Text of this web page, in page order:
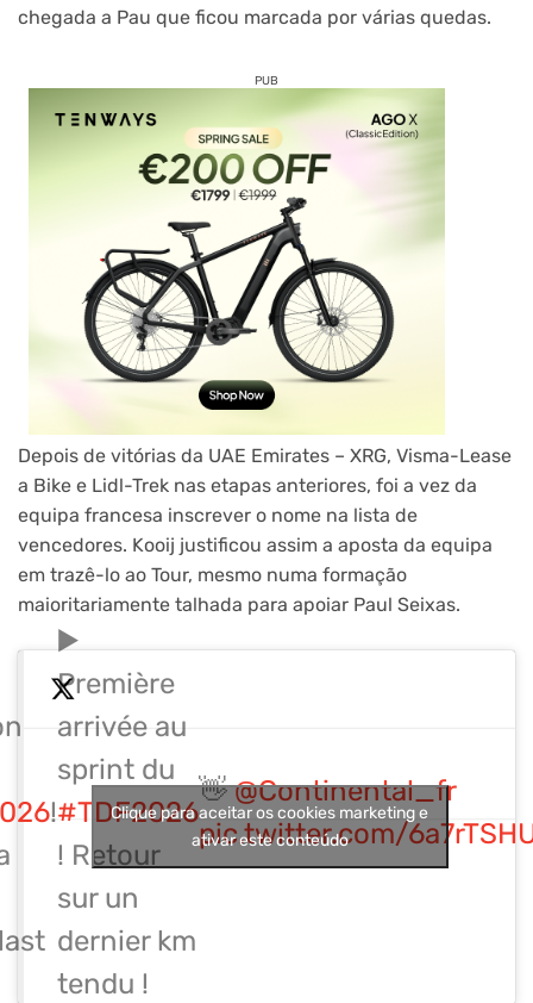
chegada a Pau que ficou marcada por várias quedas.
PUB
Depois de vitórias da UAE Emirates – XRG, Visma-Lease
a Bike e Lidl-Trek nas etapas anteriores, foi a vez da
equipa francesa inscrever o nome na lista de
vencedores. Kooij justificou assim a aposta da equipa
em trazê-lo ao Tour, mesmo numa formação
maioritariamente talhada para apoiar Paul Seixas.
!
▶️
Première
arrivée au
sprint du
#TDF2026
! Retour
sur un
dernier km
tendu !
👋@Continental_fr
pic.twitter.com/
Clique para aceitar os cookies marketing e
ativar este conteúdo